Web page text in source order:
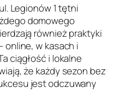
Legionów 1 tętni
domowego
również praktyki
online, w kasach i
ciągłość i lokalne
że każdy sezon bez
jest odczuwany